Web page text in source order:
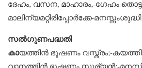
ദേഹം, വസന, മാഹാരം,-ഗേഹം
മാലിന്യമറ്റിരിപ്പോർക്കേ-
സൽഗുണപദ്ധതി
കായത്തിൻ ഭൂഷണം വസ്ത്രം;-
വാനത്തിൻ ഭൂഷണം സൂര്യൻ;-